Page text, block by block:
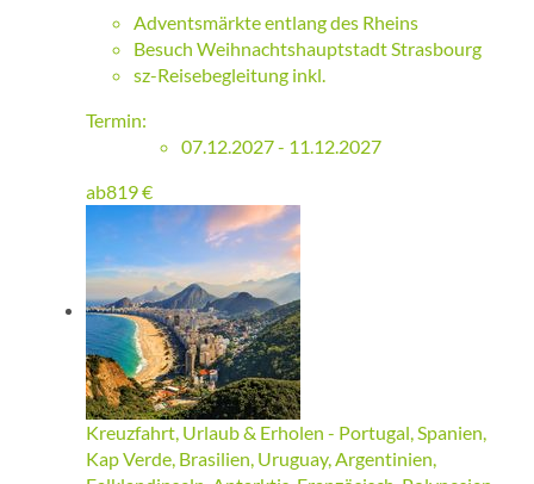
Adventsmärkte entlang des Rheins
Besuch Weihnachtshauptstadt Strasbourg
sz-Reisebegleitung inkl.
Termin:
07.12.2027 - 11.12.2027
ab819€
Kreuzfahrt, Urlaub & Erholen - Portugal, Spanien,
Kap Verde, Brasilien, Uruguay, Argentinien,